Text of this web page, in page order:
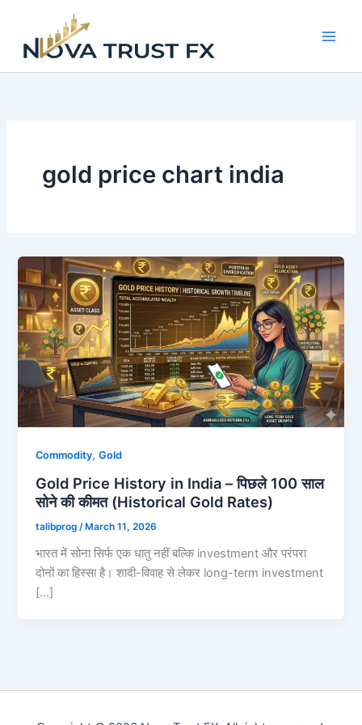
content
gold price chart india
Commodity,Gold
Gold Price History in India – पिछले 100 साल
सोने की कीमत (Historical Gold Rates)
talibprog /March 11, 2026
भारत में सोना सिर्फ एक धातु नहीं बल्कि investment और परंपरा
दोनों का हिस्सा है। शादी-विवाह से लेकर long-term investment
[…]